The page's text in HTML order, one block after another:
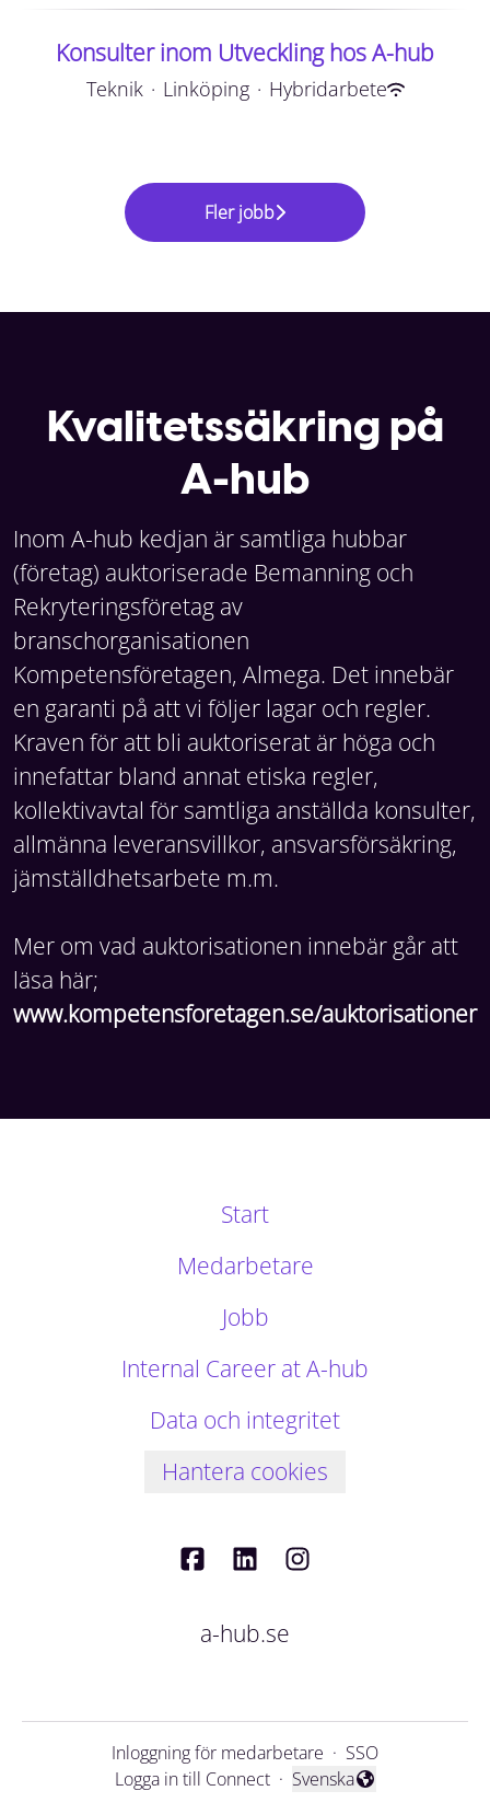
Konsulter inom Utveckling hos A-hub
Teknik · Linköping · Hybridarbete
Fler jobb
Kvalitetssäkring på
A-hub
Inom A-hub kedjan är samtliga hubbar
(företag) auktoriserade Bemanning och
Rekryteringsföretag av
branschorganisationen
Kompetensföretagen, Almega. Det innebär
en garanti på att vi följer lagar och regler.
Kraven för att bli auktoriserat är höga och
innefattar bland annat etiska regler,
kollektivavtal för samtliga anställda konsulter,
allmänna leveransvillkor, ansvarsförsäkring,
jämställdhetsarbete m.m.
Mer om vad auktorisationen innebär går att
läsa här;
www.kompetensforetagen.se/auktorisationer
Start
Medarbetare
Jobb
Internal Career at A-hub
Data och integritet
Hantera cookies
a-hub.se
Inloggning för medarbetare · SSO
Logga in till Connect · Byt språk
Svenska